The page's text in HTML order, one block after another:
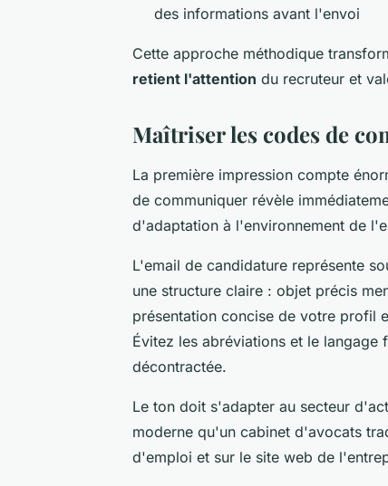
des informations avant l'envoi
Cette approche méthodique
retient l'attention du recruteur et
Maîtriser les codes de
La première impression compte
de communiquer révèle
d'adaptation à l'environnement de
L'email de candidature représente
une structure claire : objet précis
présentation concise de votre profil
Évitez les abréviations et le
décontractée.
Le ton doit s'adapter au secteur
moderne qu'un cabinet d'avocats
d'emploi et sur le site web de